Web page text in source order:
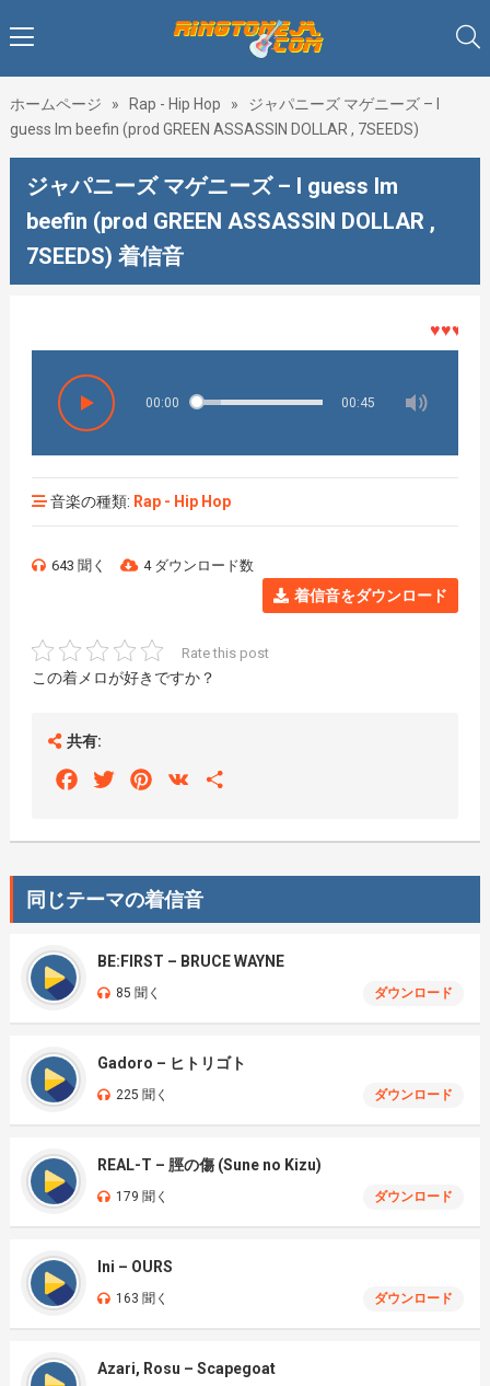
ホームページ » Rap - Hip Hop »
ジャパニーズ マゲニーズ – I
guess Im beefin (prod GREEN ASSASSIN DOLLAR , 7SEEDS)
ジャパニーズ マゲニーズ – I guess Im
beefin (prod GREEN ASSASSIN DOLLAR ,
7SEEDS) 着信音
♥♥♥着メ
00:00 00:45
音楽の種類: Rap - Hip Hop
643 聞く 4 ダウンロード数
着信音をダウンロード
Rate this post
この着メロが好きですか？
共有:
FacebookTwitterPinterest
VK
同じテーマの着信音
BE:FIRST – BRUCE WAYNE
85 聞く ダウンロード
Gadoro – ヒトリゴト
225 聞く ダウンロード
REAL-T – 脛の傷 (Sune no Kizu)
179 聞く ダウンロード
Ini – OURS
163 聞く ダウンロード
Azari, Rosu – Scapegoat